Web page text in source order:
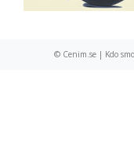
© Cenim.se | Kdo smo